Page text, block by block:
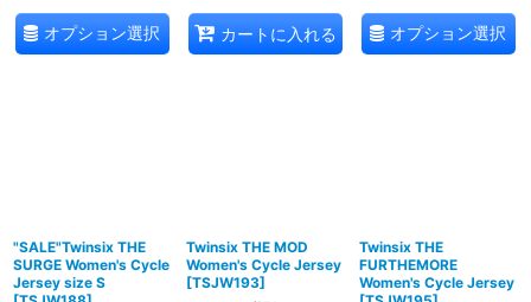
オプション選択 カートに入れる オプション選択
"SALE"Twinsix THE
SURGE Women's Cycle
Jersey size S
Twinsix THE MOD
Women's Cycle Jersey
[TSJW193]
Twinsix THE
FURTHEMORE
Women's Cycle Jersey